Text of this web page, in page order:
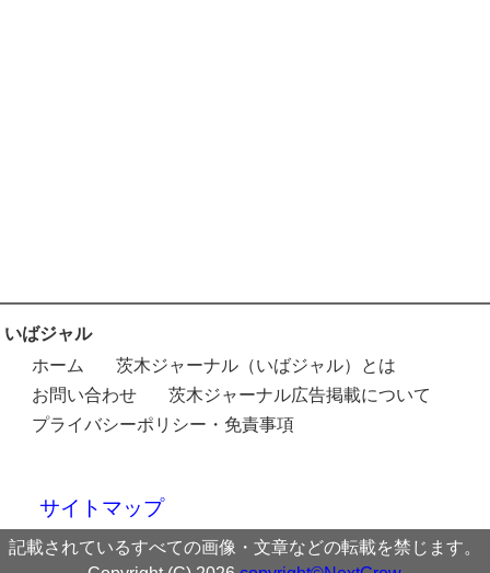
いばジャル
ホーム
茨木ジャーナル（いばジャル）とは
お問い合わせ
茨木ジャーナル広告掲載について
プライバシーポリシー・免責事項
サイトマップ
記載されているすべての画像・文章などの転載を禁じます。